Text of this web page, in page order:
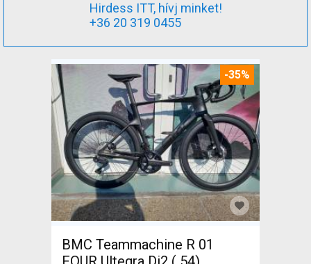
Hirdess ITT, hívj minket!
+36 20 319 0455
-35%
BMC Teammachine R 01